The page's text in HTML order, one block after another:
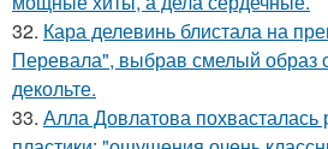
32. Кара делевинь блистала на
Перевала", выбрав смелый образ
декольте.
33. Алла Довлатова похвасталась